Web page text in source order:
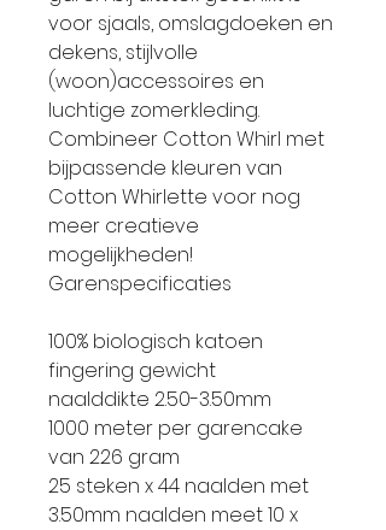
voor sjaals, omslagdoeken en
dekens, stijlvolle
(woon)accessoires en
luchtige zomerkleding.
Combineer Cotton Whirl met
bijpassende kleuren van
Cotton Whirlette voor nog
meer creatieve
mogelijkheden!
Garenspecificaties
100% biologisch katoen
fingering gewicht
naalddikte 2.50-3.50mm
1000 meter per garencake
van 226 gram
25 steken x 44 naalden met
3.50mm naalden meet 10 x